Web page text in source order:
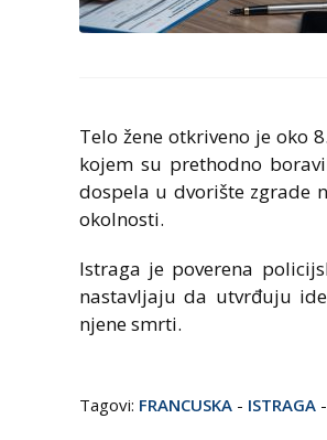
Telo žene otkriveno je oko
kojem su prethodno
dospela u dvorište zgrade
okolnosti.
Istraga je poverena
nastavljaju da utvrđuju
njene smrti.
Tagovi: FRANCUSKA - ISTRAGA -